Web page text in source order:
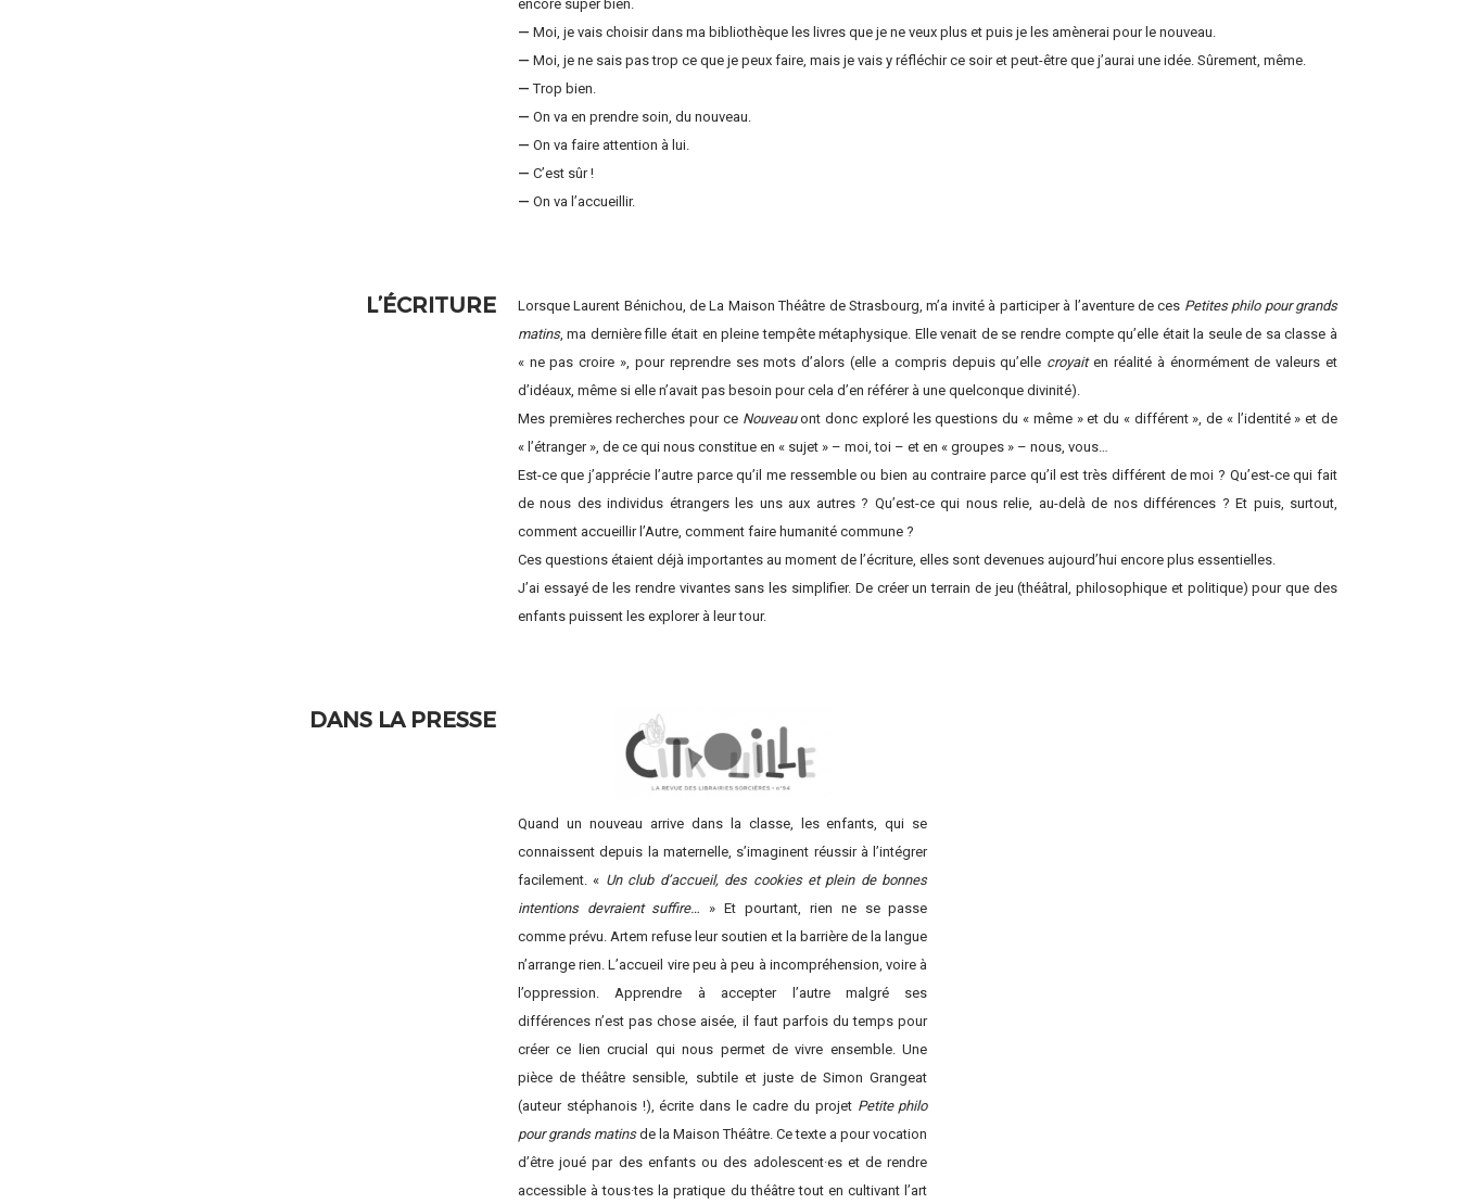
encore super bien.
— Moi, je vais choisir dans ma bibliothèque les livres que je ne veux plus et puis je les amènerai pour le nouveau.
— Moi, je ne sais pas trop ce que je peux faire, mais je vais y réfléchir ce soir et peut-être que j’aurai une idée. Sûrement, même.
— Trop bien.
— On va en prendre soin, du nouveau.
— On va faire attention à lui.
— C’est sûr !
— On va l’accueillir.
L’ÉCRITURE Lorsque Laurent Bénichou, de La Maison Théâtre de Strasbourg, m’a invité à participer à l’aventure de ces Petites philo pour grands
matins, ma dernière fille était en pleine tempête métaphysique. Elle venait de se rendre compte qu’elle était la seule de sa classe à
« ne pas croire », pour reprendre ses mots d’alors (elle a compris depuis qu’elle croyaiten réalité à énormément de valeurs et
d’idéaux, même si elle n’avait pas besoin pour cela d’en référer à une quelconque divinité).
Mes premières recherches pour ce Nouveauont donc exploré les questions du « même » et du « différent », de « l’identité » et de
« l’étranger », de ce qui nous constitue en « sujet » – moi, toi – et en « groupes » – nous, vous…
Est-ce que j’apprécie l’autre parce qu’il me ressemble ou bien au contraire parce qu’il est très différent de moi ? Qu’est-ce qui fait
de nous des individus étrangers les uns aux autres ? Qu’est-ce qui nous relie, au-delà de nos différences ? Et puis, surtout,
comment accueillir l’Autre, comment faire humanité commune ?
Ces questions étaient déjà importantes au moment de l’écriture, elles sont devenues aujourd’hui encore plus essentielles.
J’ai essayé de les rendre vivantes sans les simplifier. De créer un terrain de jeu (théâtral, philosophique et politique) pour que des
enfants puissent les explorer à leur tour.
DANS LA PRESSE
Quand un nouveau arrive dans la classe, les enfants, qui se
connaissent depuis la maternelle, s’imaginent réussir à l’intégrer
facilement. « Un club d’accueil, des cookies et plein de bonnes
intentions devraient suffire… » Et pourtant, rien ne se passe
comme prévu. Artem refuse leur soutien et la barrière de la langue
n’arrange rien. L’accueil vire peu à peu à incompréhension, voire à
l’oppression. Apprendre à accepter l’autre malgré ses
différences n’est pas chose aisée, il faut parfois du temps pour
créer ce lien crucial qui nous permet de vivre ensemble. Une
pièce de théâtre sensible, subtile et juste de Simon Grangeat
(auteur stéphanois !), écrite dans le cadre du projet Petite philo
pour grands matinsde la Maison Théâtre. Ce texte a pour vocation
d’être joué par des enfants ou des adolescent·es et de rendre
accessible à tous·tes la pratique du théâtre tout en cultivant l’art